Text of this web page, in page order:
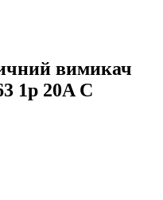
вимикач
1р 20A C